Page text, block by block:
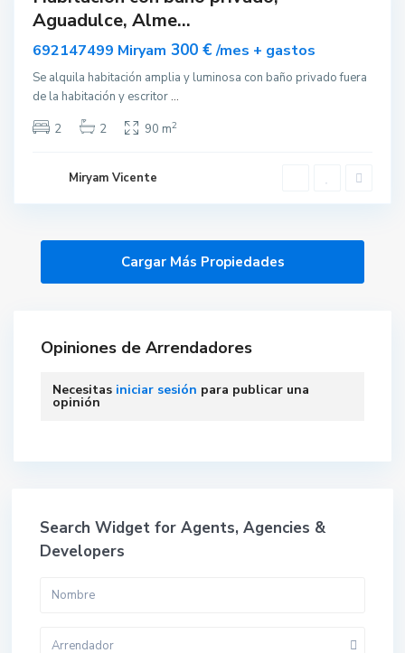
Aguadulce, Alme...
692147499 Miryam 300 €/mes + gastos
Se alquila habitación amplia y luminosa con baño privado fuera
de la habitación y escritor...
2
2 90 m2
Miryam Vicente
Opiniones de Arrendadores
Necesitas iniciar sesión para publicar una
opinión
Search Widget for Agents, Agencies &
Developers
Arrendador